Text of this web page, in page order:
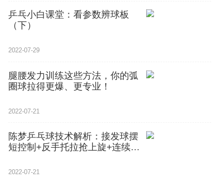
乒乓小白课堂：看参数辨球板
（下）
2022-07-29
腿腰发力训练这些方法，你的弧
圈球拉得更爆、更专业！
2022-07-21
陈梦乒乓球技术解析：接发球摆
短控制+反手托拉抢上旋+连续发
2022-07-21